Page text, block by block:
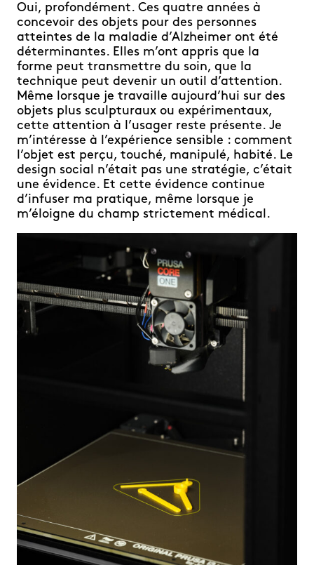
Oui, profondément. Ces quatre années à
concevoir des objets pour des personnes
atteintes de la maladie d’Alzheimer ont été
déterminantes. Elles m’ont appris que la
forme peut transmettre du soin, que la
technique peut devenir un outil d’attention.
Même lorsque je travaille aujourd’hui sur des
objets plus sculpturaux ou expérimentaux,
cette attention à l’usager reste présente. Je
m’intéresse à l’expérience sensible : comment
l’objet est perçu, touché, manipulé, habité. Le
design social n’était pas une stratégie, c’était
une évidence. Et cette évidence continue
d’infuser ma pratique, même lorsque je
m’éloigne du champ strictement médical.